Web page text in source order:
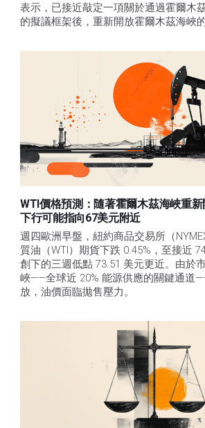
表示，已接近敲定一項關於通過霍爾木
的擬議框架後，重新開放霍爾木茲海峽
WTI價格預測：隨著霍爾木茲海峽重新
下行可能指向67美元附近
週四歐洲早盤，紐約商品交易所（
質油（WTI）期貨下跌 0.45%，至接近
創下的三週低點 73.51 美元更近。由於
峽——全球近 20% 能源供應的關鍵通道
放，油價面臨拋售壓力。